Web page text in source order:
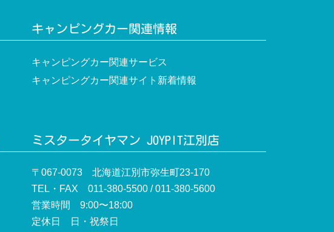
キャンピングカー関連情報
キャンピングカー関連サービス
キャンピングカー関連サイト新着情報
ミスタータイヤマン JOYPIT江別店
〒067-0073 北海道江別市弥生町23-170
TEL・FAX 011-380-5500 / 011-380-5600
営業時間 9:00〜18:00
定休日 日・祝祭日